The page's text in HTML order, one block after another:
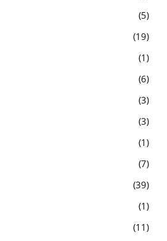
5
19
1
6
3
3
1
7
39
1
11